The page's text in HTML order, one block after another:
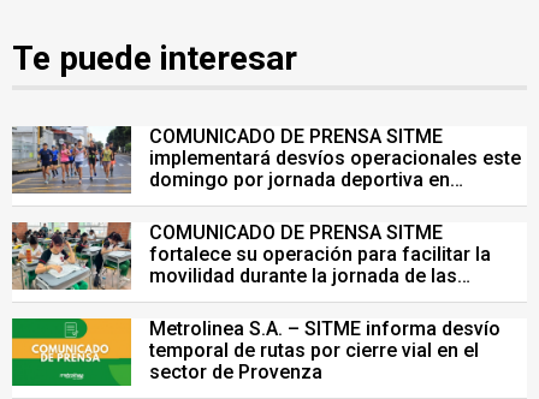
Te puede interesar
COMUNICADO DE PRENSA SITME
implementará desvíos operacionales este
domingo por jornada deportiva en
Bucaramanga
COMUNICADO DE PRENSA SITME
fortalece su operación para facilitar la
movilidad durante la jornada de las
Pruebas Saber del 26 de julio
Metrolinea S.A. – SITME informa desvío
temporal de rutas por cierre vial en el
sector de Provenza